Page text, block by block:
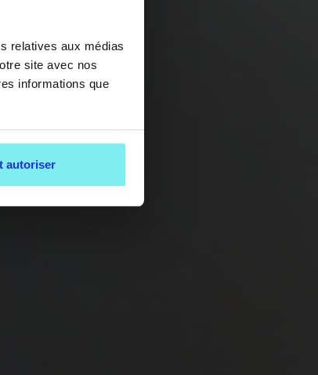
relatives aux médias
site avec nos
informations que
autoriser